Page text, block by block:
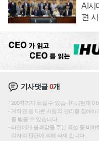
AI시
편
기사댓글0개
200자까지 쓰실 수 있습니다. (현재 0
저작권 등 다른 사람의 권리를 침해
를 받을 수 있습니다.
타인에게 불쾌감을 주는 욕설 등 비
리자의 판단에 의해 삭제 합니다.